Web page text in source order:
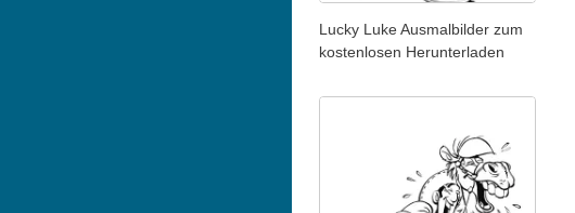
Lucky Luke Ausmalbilder zum
kostenlosen Herunterladen